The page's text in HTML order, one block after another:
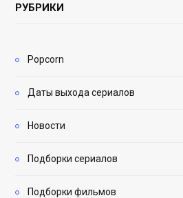
РУБРИКИ
Popcorn
Даты выхода сериалов
Новости
Подборки сериалов
Подборки фильмов